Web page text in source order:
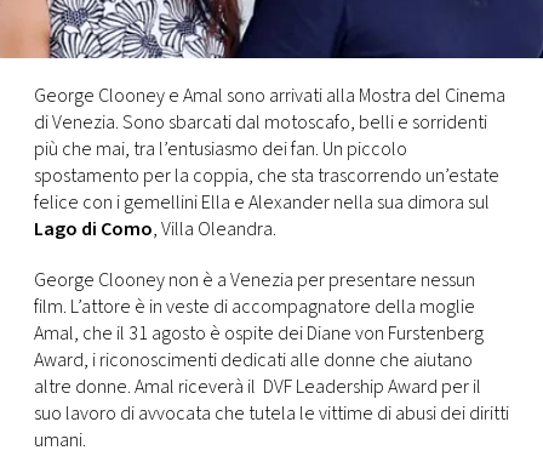
PRINCIPATO
DI
MONACO
RMC
CONSIGLIA
George Clooney e Amal sono arrivati alla Mostra del Cinema
di Venezia. Sono sbarcati dal motoscafo, belli e sorridenti
più che mai, tra l’entusiasmo dei fan. Un piccolo
spostamento per la coppia, che sta trascorrendo un’estate
felice con i gemellini Ella e Alexander nella sua dimora sul
Lago di Como, Villa Oleandra.
George Clooney non è a Venezia per presentare nessun
film. L’attore è in veste di accompagnatore della moglie
Amal, che il 31 agosto è ospite dei Diane von Furstenberg
Award, i riconoscimenti dedicati alle donne che aiutano
altre donne. Amal riceverà il DVF Leadership Award per il
suo lavoro di avvocata che tutela le vittime di abusi dei diritti
umani.